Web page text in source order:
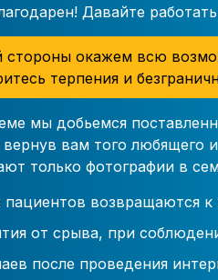
Давайте
стороны окажем всю
терпения и
мы добьемся
вам того любящего
только фотографии в
возвращаются к
от срыва, при
после проведения